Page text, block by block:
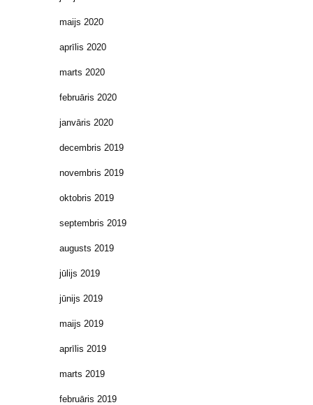
maijs 2020
aprīlis 2020
marts 2020
februāris 2020
janvāris 2020
decembris 2019
novembris 2019
oktobris 2019
septembris 2019
augusts 2019
jūlijs 2019
jūnijs 2019
maijs 2019
aprīlis 2019
marts 2019
februāris 2019